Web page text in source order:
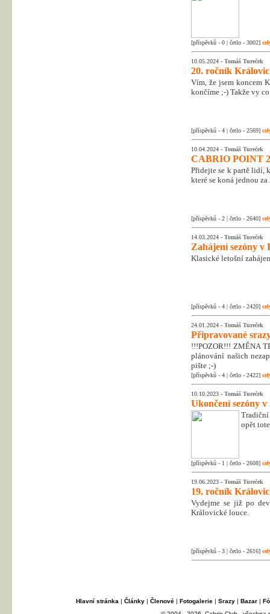
[příspěvků - 0 | četlo - 3002]
10.05.2024 - Tomáš Tureček
20. ročník
Vím, že jsem koncem
končíme ;-) Takže vy
[příspěvků - 4 | četlo - 2569]
10.04.2024 - Tomáš Tureček
CABRIO POINT
Přidejte se k partě lidí,
které se koná jednou
[příspěvků - 2 | četlo - 2640]
14.03.2024 - Tomáš Tureček
Zahájení sezóny v
Klasické letošní
[příspěvků - 4 | četlo - 2420]
24.01.2024 - Tomáš Tureček
Připravované
!!!POZOR!!! ZMĚNA
plánování našich
pište ;-)
[příspěvků - 4 | četlo - 2422]
10.10.2023 - Tomáš Tureček
Ukončení sezóny v
opět
[příspěvků - 1 | četlo - 2608]
19.06.2023 - Tomáš Tureček
19. ročník
Vydejme se již po
Královické louce.
[příspěvků - 3 | četlo - 2616]
Hlavní stránka | Články| Členové| Fotogalerie| Srazy| Bazar|